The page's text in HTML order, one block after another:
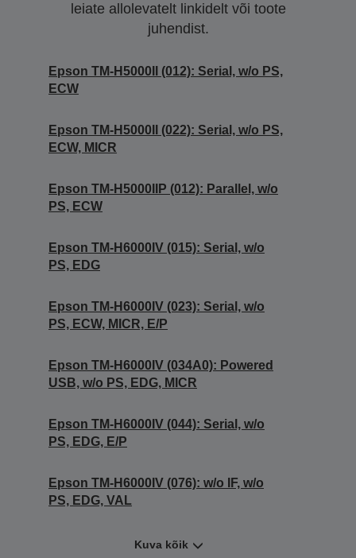
leiate allolevatelt linkidelt või toote
juhendist.
Epson TM-H5000II (012): Serial, w/o PS,
ECW
Epson TM-H5000II (022): Serial, w/o PS,
ECW, MICR
Epson TM-H5000IIP (012): Parallel, w/o
PS, ECW
Epson TM-H6000IV (015): Serial, w/o
PS, EDG
Epson TM-H6000IV (023): Serial, w/o
PS, ECW, MICR, E/P
Epson TM-H6000IV (034A0): Powered
USB, w/o PS, EDG, MICR
Epson TM-H6000IV (044): Serial, w/o
PS, EDG, E/P
Epson TM-H6000IV (076): w/o IF, w/o
PS, EDG, VAL
Kuva kõik